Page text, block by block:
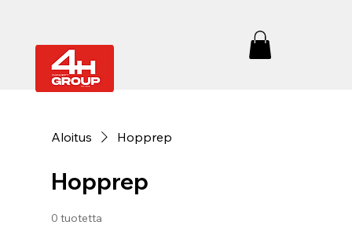
Aloitus Hopprep
Hopprep
0 tuotetta